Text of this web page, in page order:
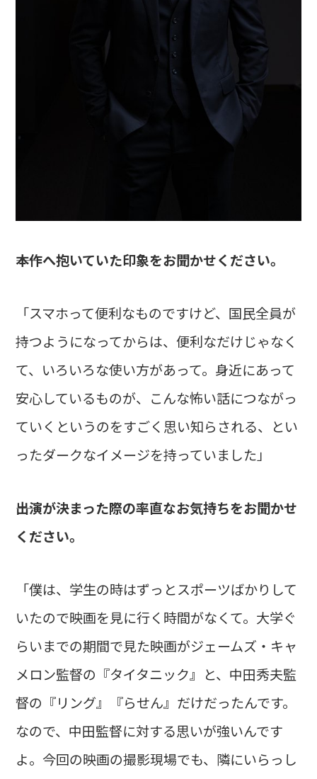
――本作へ抱いていた印象をお聞かせください。
「スマホって便利なものですけど、国民全員が
持つようになってからは、便利なだけじゃなく
て、いろいろな使い方があって。身近にあって
安心しているものが、こんな怖い話につながっ
ていくというのをすごく思い知らされる、とい
ったダークなイメージを持っていました」
――出演が決まった際の率直なお気持ちをお聞かせ
ください。
「僕は、学生の時はずっとスポーツばかりして
いたので映画を見に行く時間がなくて。大学ぐ
らいまでの期間で見た映画がジェームズ・キャ
メロン監督の『タイタニック』と、中田秀夫監
督の『リング』『らせん』だけだったんです。
なので、中田監督に対する思いが強いんです
よ。今回の映画の撮影現場でも、隣にいらっし